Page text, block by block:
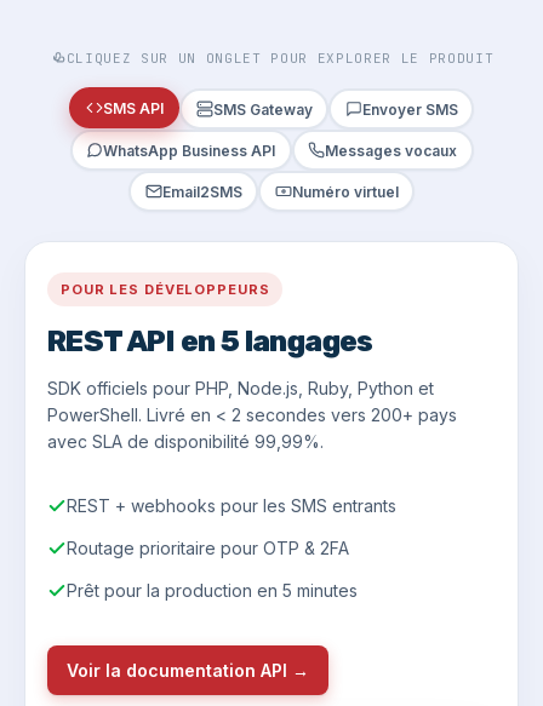
CLIQUEZ SUR UN ONGLET POUR EXPLORER LE PRODUIT
SMS API SMS Gateway Envoyer SMS
WhatsApp Business API Messages vocaux
Email2SMS Numéro virtuel
POUR LES DÉVELOPPEURS
REST API en 5 langages
SDK officiels pour PHP, Node.js, Ruby, Python et
PowerShell. Livré en < 2 secondes vers 200+ pays
avec SLA de disponibilité 99,99%.
REST + webhooks pour les SMS entrants
Routage prioritaire pour OTP & 2FA
Prêt pour la production en 5 minutes
Voir la documentation API →